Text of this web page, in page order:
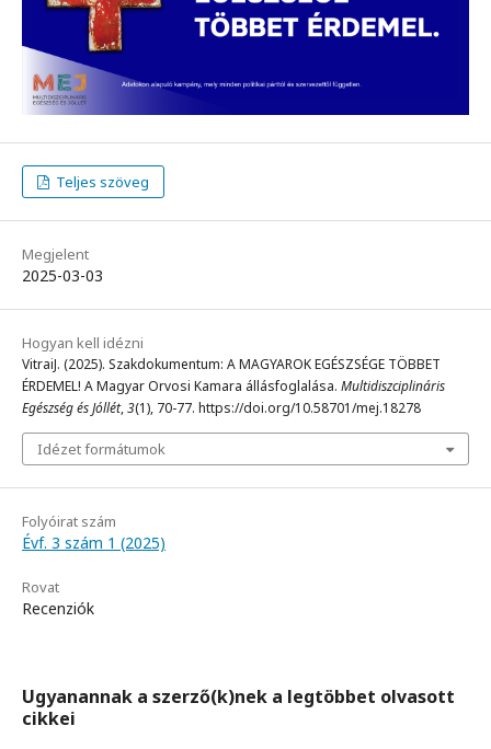
Teljes szöveg
Megjelent
2025-03-03
Hogyan kell idézni
VitraiJ. (2025). Szakdokumentum: A MAGYAROK EGÉSZSÉGE TÖBBET
ÉRDEMEL! A Magyar Orvosi Kamara állásfoglalása. Multidiszciplináris
Egészség és Jóllét,3(1), 70-77. https://doi.org/10.58701/mej.18278
Idézet formátumok
Folyóirat szám
Évf. 3 szám 1 (2025)
Rovat
Recenziók
Ugyanannak a szerző(k)nek a legtöbbet olvasott
cikkei